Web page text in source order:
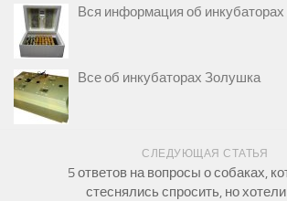
Вся информация об
Все об инкубаторах Золушка
СЛЕДУЮЩАЯ СТАТЬЯ
5 ответов на вопросы о собаках,
стеснялись спросить, но